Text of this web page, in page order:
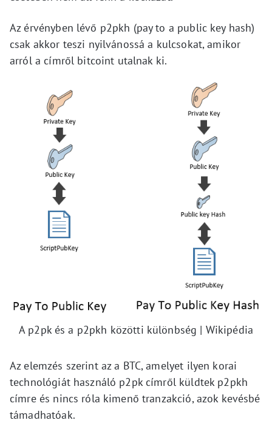
Az érvényben lévő p2pkh (pay to a public key hash)
csak akkor teszi nyilvánossá a kulcsokat, amikor
arról a címről bitcoint utalnak ki.
A p2pk és a p2pkh közötti különbség | Wikipédia
Az elemzés szerint az a BTC, amelyet ilyen korai
technológiát használó p2pk címről küldtek p2pkh
címre és nincs róla kimenő tranzakció, azok kevésbé
támadhatóak.